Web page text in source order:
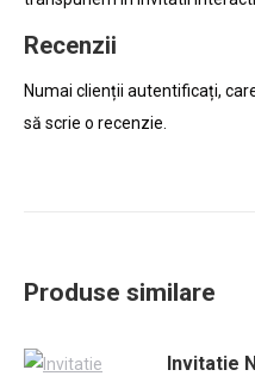
Recenzii
Numai clienții autentificați,
să scrie o recenzie.
Produse similare
Invitatie